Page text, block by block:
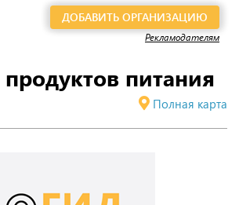
ДОБАВИТЬ ОРГАНИЗАЦИЮ
Рекламодателям
питания
Полная карта